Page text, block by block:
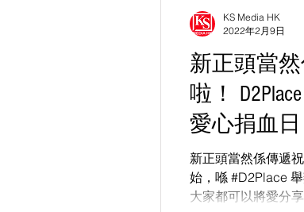
新正頭當
啦！
愛心捐血日
新正頭當然係傳遞
始，喺 #D2Place
大家都可以將愛分
KS Media HK
2022年2月9日